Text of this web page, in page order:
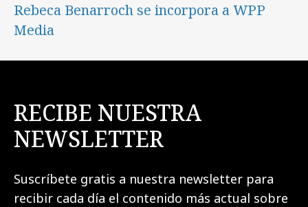
Rebeca Benarroch se incorpora a WPP
Media
RECIBE NUESTRA
NEWSLETTER
Suscríbete gratis a nuestra newsletter para
recibir cada día el contenido más actual sobre